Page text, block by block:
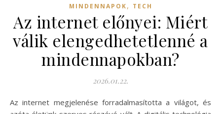
MINDENNAPOK, TECH
Az internet előnyei: Miért
válik elengedhetetlenné a
mindennapokban?
2026.01.22.
Az internet megjelenése forradalmasította a világot, és